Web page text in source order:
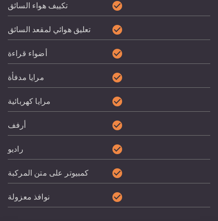
تكييف هواء السائق check_circle
تعليق هوائي لمقعد السائق check_circle
أضواء قراءة check_circle
مرايا مدفأة check_circle
مرايا كهربائية check_circle
أرفف check_circle
راديو check_circle
كمبيوتر على متن المركبة check_circle
نوافذ معزولة check_circle